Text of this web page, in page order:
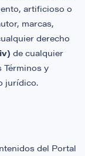
artificioso o
marcas,
derecho
de cualquier
Términos y
jurídico.
del Portal